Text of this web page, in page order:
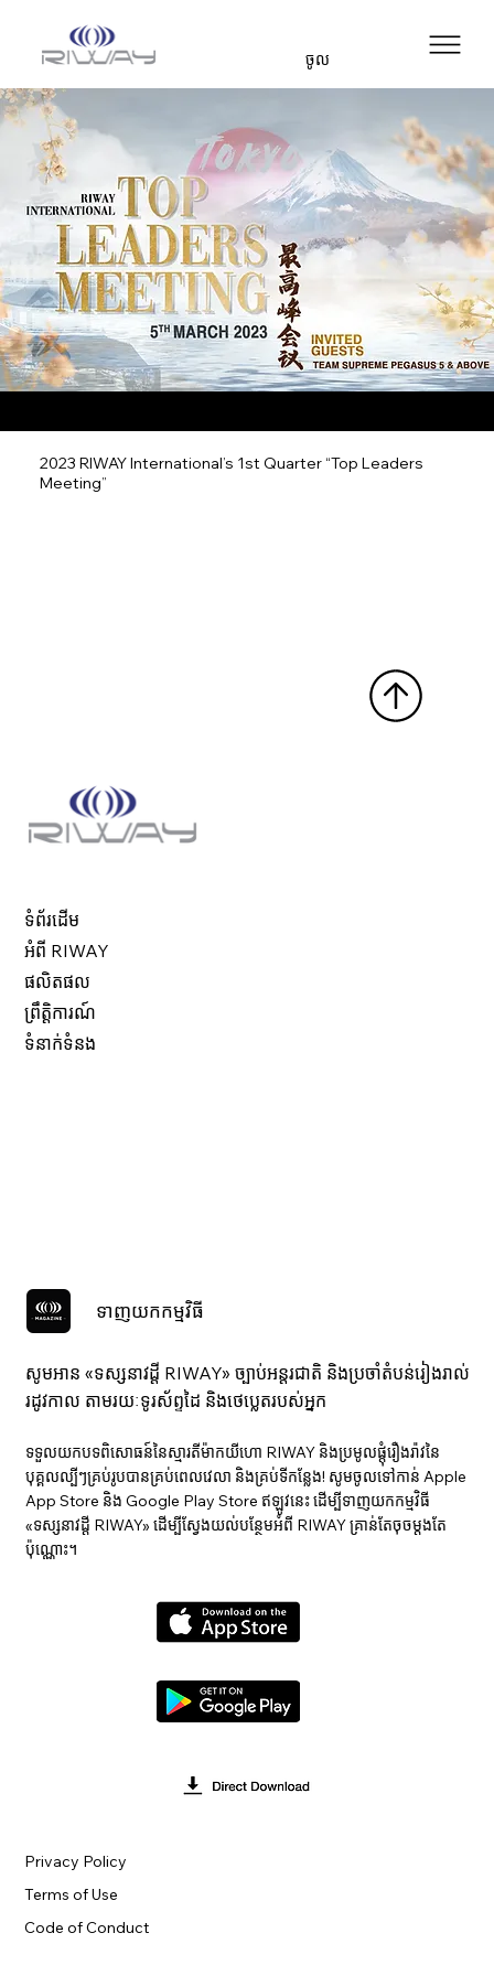
ចូល
2023 RIWAY International’s 1st Quarter “Top Leaders
Meeting”
ទំព័រដើម
អំពី RIWAY
ផលិតផល
ព្រឹត្តិការណ៍
ទំនាក់ទំនង
ទាញយកកម្មវិធី
សូមអាន «ទស្សនាវ​ដ្ដី RIWAY» ច្បាប់អន្តរជាតិ និងប្រចាំតំបន់រៀងរាល់
រដូវកាល តាមរយៈទូរស័ព្ទដៃ និងថេប្លេតរបស់អ្នក
ទទួលយកបទពិសោធន៍នៃស្មារតីម៉ាកយីហោ RIWAY និងប្រមូលផ្តុំរឿងរ៉ាវនៃ
បុគ្គលល្បីៗគ្រប់រូបបានគ្រប់ពេលវេលា និងគ្រប់ទីកន្លែង! សូមចូលទៅកាន់ Apple
App Store និង Google Play Store ឥឡូវនេះ ដើម្បីទាញយកកម្មវិធី
«ទស្សនាវ​ដ្ដី RIWAY» ដើម្បីស្វែងយល់បន្ថែមអំពី RIWAY គ្រាន់តែចុចម្តងតែ
ប៉ុណ្ណោះ។
Terms of Use
Privacy Policy
Code of Conduct